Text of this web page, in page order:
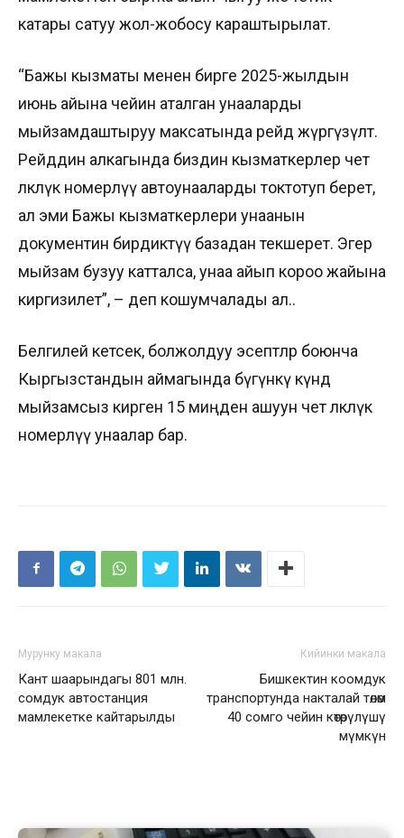
катары сатуу жол-жобосу караштырылат.
“Бажы кызматы менен бирге 2025-жылдын
июнь айына чейин аталган унааларды
мыйзамдаштыруу максатында рейд жүргүзүлөт.
Рейддин алкагында биздин кызматкерлер чет
өлкөлүк номерлүү автоунааларды токтотуп берет,
ал эми Бажы кызматкерлери унаанын
документин бирдиктүү базадан текшерет. Эгер
мыйзам бузуу катталса, унаа айып короо жайына
киргизилет”, – деп кошумчалады ал..
Белгилей кетсек, болжолдуу эсептөөлөр боюнча
Кыргызстандын аймагында бүгүнкү күндө
мыйзамсыз кирген 15 миңден ашуун чет өлкөлүк
номерлүү унаалар бар.
Мурунку макала
Кант шаарындагы 801 млн.
сомдук автостанция
мамлекетке кайтарылды
Кийинки макала
Бишкектин коомдук
транспортунда накталай төлөм
40 сомго чейин көтөрүлүшү
мүмкүн